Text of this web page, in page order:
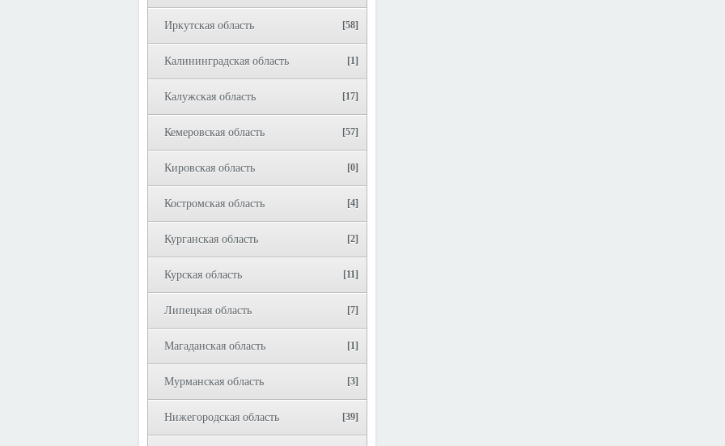
Иркутская область [58]
Калининградская область [1]
Калужская область [17]
Кемеровская область [57]
Кировская область [0]
Костромская область [4]
Курганская область [2]
Курская область [11]
Липецкая область [7]
Магаданская область [1]
Мурманская область [3]
Нижегородская область [39]